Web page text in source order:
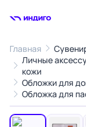
Главная
Личные
кожи
Обложки для
Обложка для
‹